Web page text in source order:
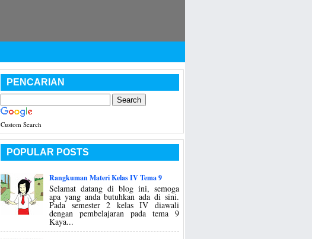
PENCARIAN
Custom Search
POPULAR POSTS
Rangkuman Materi Kelas IV Tema 9
Selamat datang di blog ini, semoga
apa yang anda butuhkan ada di sini.
Pada semester 2 kelas IV diawali
dengan pembelajaran pada tema 9
Kaya...